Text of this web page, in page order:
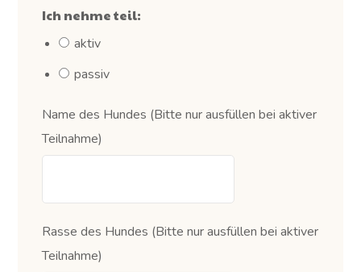
Ich nehme teil:
aktiv
passiv
Name des Hundes (Bitte nur ausfüllen bei aktiver
Teilnahme)
Rasse des Hundes (Bitte nur ausfüllen bei aktiver
Teilnahme)